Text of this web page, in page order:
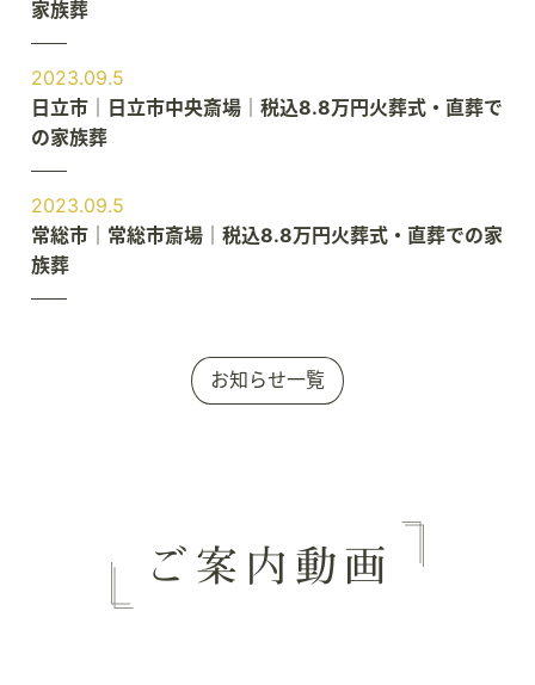
家族葬
2023.09.5
日立市｜日立市中央斎場｜税込8.8万円火葬式・直葬で
の家族葬
2023.09.5
常総市｜常総市斎場｜税込8.8万円火葬式・直葬での家
族葬
お知らせ一覧